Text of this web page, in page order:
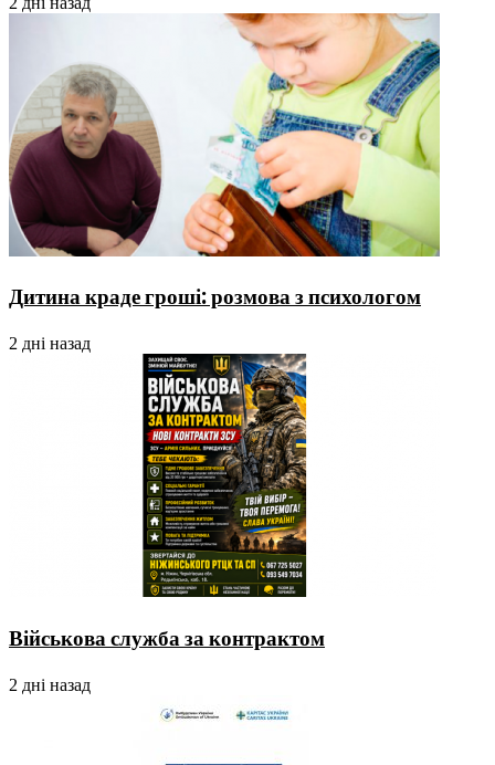
Дитина краде гроші: розмова з психологом
2 дні назад
Військова служба за контрактом
2 дні назад